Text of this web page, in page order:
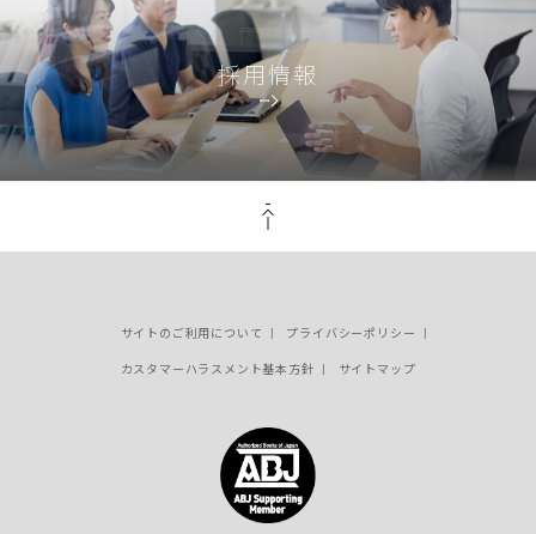
採用情報
サイトのご利用について
プライバシーポリシー
カスタマーハラスメント基本方針
サイトマップ